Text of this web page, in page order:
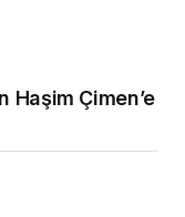
Haşim Çimen’e